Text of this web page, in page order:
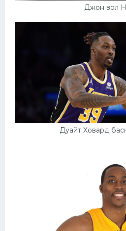
Джон вол
Дуайт Ховард